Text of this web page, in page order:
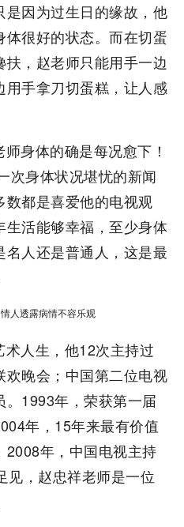
因为过生日的缘故，他
很好的状态。而在切蛋
，赵老师只能用手一边
手拿刀切蛋糕，让人感
身体的确是每况愈下！
次身体状况堪忧的新闻
都是喜爱他的电视观
活能够幸福，至少身体
人还是普通人，这是最
人生，他12次主持过
晚会；中国第二位电视
1993年，荣获第一届
年，15年来最有价值
2008年，中国电视主持
见，赵忠祥老师是一位